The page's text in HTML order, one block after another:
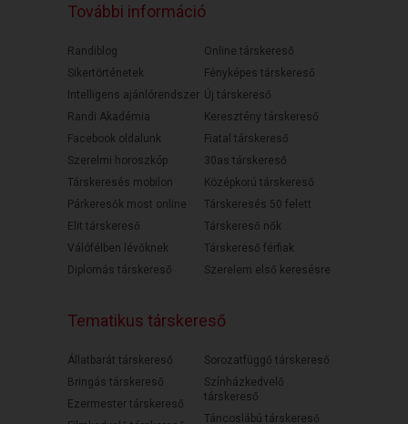
További információ
Randiblog
Sikertörténetek
Intelligens ajánlórendszer
Randi Akadémia
Facebook oldalunk
Szerelmi horoszkóp
Társkeresés mobilon
Párkeresők most online
Elit társkereső
Válófélben lévőknek
Diplomás társkereső
Online társkereső
Fényképes társkereső
Új társkereső
Keresztény társkereső
Fiatal társkereső
30as társkereső
Középkorú társkereső
Társkeresés 50 felett
Társkereső nők
Társkereső férfiak
Szerelem első keresésre
Tematikus társkereső
Állatbarát társkereső
Bringás társkereső
Ezermester társkereső
Sorozatfüggő társkereső
Színházkedvelő
társkereső
Táncoslábú társkereső